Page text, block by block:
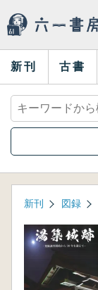
新刊 古書
新刊 図録